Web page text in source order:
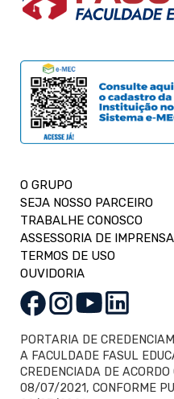
O GRUPO
SEJA NOSSO PARCEIRO
TRABALHE CONOSCO
ASSESSORIA DE IMPRENSA
TERMOS DE USO
OUVIDORIA
PORTARIA DE
A FACULDADE FASUL
CREDENCIADA DE
08/07/2021, CONFORME